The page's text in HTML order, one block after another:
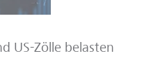
US-Zölle belasten